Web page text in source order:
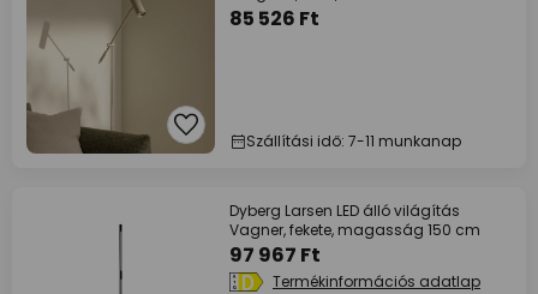
85 526 Ft
Szállítási idő: 7-11 munkanap
Dyberg Larsen LED álló világítás
Vagner, fekete, magasság 150 cm
97 967 Ft
Termékinformációs adatlap